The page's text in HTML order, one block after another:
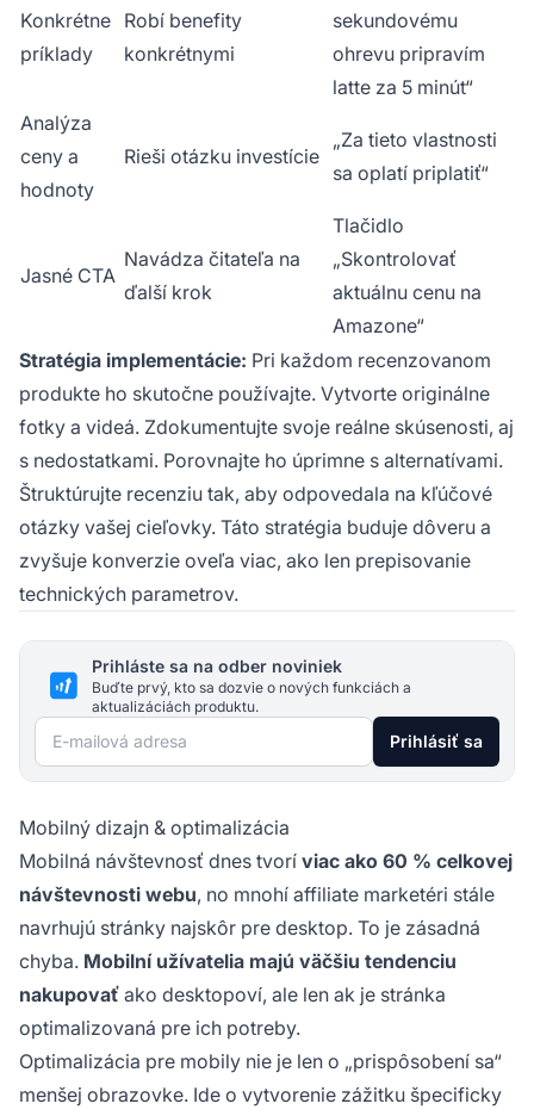
Konkrétne
príklady
Robí benefity
konkrétnymi
sekundovému
ohrevu pripravím
latte za 5 minút“
Analýza
ceny a
hodnoty
Rieši otázku investície
„Za tieto vlastnosti
sa oplatí priplatiť“
Jasné CTA
Navádza čitateľa na
ďalší krok
Tlačidlo
„Skontrolovať
aktuálnu cenu na
Amazone“
Stratégia implementácie: Pri každom recenzovanom
produkte ho skutočne používajte. Vytvorte originálne
fotky a videá. Zdokumentujte svoje reálne skúsenosti, aj
s nedostatkami. Porovnajte ho úprimne s alternatívami.
Štruktúrujte recenziu tak, aby odpovedala na kľúčové
otázky vašej cieľovky. Táto stratégia buduje dôveru a
zvyšuje konverzie oveľa viac, ako len prepisovanie
technických parametrov.
Prihláste sa na odber noviniek
Buďte prvý, kto sa dozvie o nových funkciách a
aktualizáciách produktu.
E-mailová adresa Prihlásiť sa
Mobilný dizajn & optimalizácia
Mobilná návštevnosť dnes tvorí viac ako 60 % celkovej
návštevnosti webu, no mnohí affiliate marketéri stále
navrhujú stránky najskôr pre desktop. To je zásadná
chyba. Mobilní užívatelia majú väčšiu tendenciu
nakupovať ako desktopoví, ale len ak je stránka
optimalizovaná pre ich potreby.
Optimalizácia pre mobily nie je len o „prispôsobení sa“
menšej obrazovke. Ide o vytvorenie zážitku špecificky